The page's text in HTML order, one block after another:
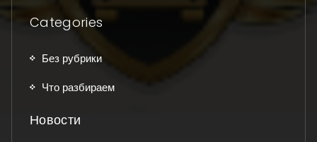
Categories
Без рубрики
Что разбираем
Новости